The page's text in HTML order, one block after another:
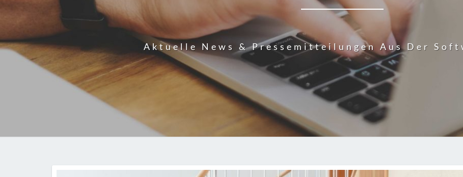
Aktuelle News & Pressemitteilungen Aus Der